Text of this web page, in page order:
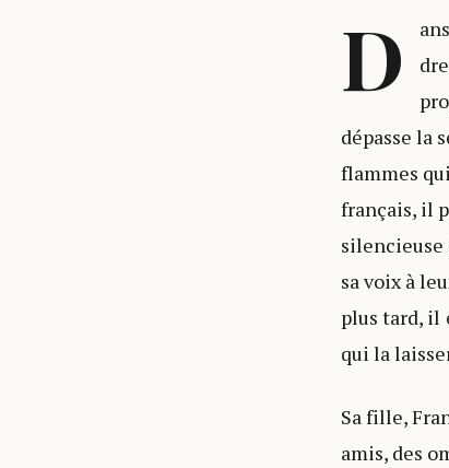
D
dépasse la
flammes
français, il
silencieuse
sa voix à
plus tard, il
qui la
Sa fille,
amis, des